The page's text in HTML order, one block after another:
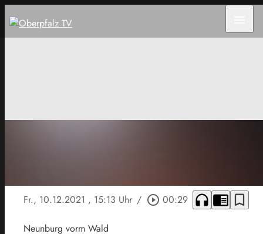
Fr., 10.12.2021 , 15:13 Uhr / play_circle_outline 00:29 headphones chrome_reader_mode bookmark_border
Neunburg vorm Wald